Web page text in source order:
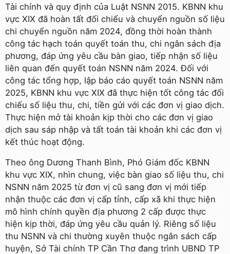
Tài chính và quy định của Luật NSNN 2015. KBNN khu
vực XIX đã hoàn tất đối chiếu và chuyển nguồn số liệu
chi chuyển nguồn năm 2024, đồng thời hoàn thành
công tác hạch toán quyết toán thu, chi ngân sách địa
phương, đáp ứng yêu cầu bàn giao, tiếp nhận số liệu
liên quan đến quyết toán NSNN năm 2024. Đối với
công tác tổng hợp, lập báo cáo quyết toán NSNN năm
2025, KBNN khu vực XIX đã thực hiện tốt công tác đối
chiếu số liệu thu, chi, tiền gửi với các đơn vị giao dịch.
Thực hiện mở tài khoản kịp thời cho các đơn vị giao
dịch sau sáp nhập và tất toán tài khoản khi các đơn vị
kết thúc hoạt động.
Theo ông Dương Thanh Bình, Phó Giám đốc KBNN
khu vực XIX, nhìn chung, việc bàn giao số liệu thu, chi
NSNN năm 2025 từ đơn vị cũ sang đơn vị mới tiếp
nhận thuộc các đơn vị cấp tỉnh, cấp xã khi thực hiện
mô hình chính quyền địa phương 2 cấp được thực
hiện kịp thời, đáp ứng yêu cầu quản lý. Riêng số liệu
thu NSNN và chi thường xuyên thuộc ngân sách cấp
huyện, Sở Tài chính TP Cần Thơ đang trình UBND TP